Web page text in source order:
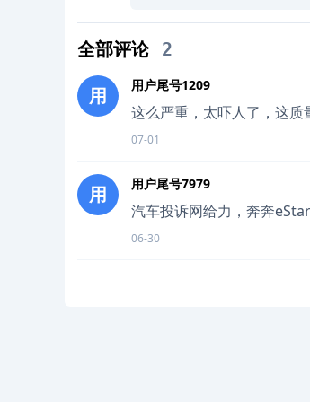
全部评论 2
用 用户尾号1209
这么严重，太吓人了，这质
07-01
用 用户尾号7979
汽车投诉网给力，奔奔
06-30